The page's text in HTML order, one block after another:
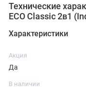
Технические
ECO Classic 2в1
Характеристики
Акция
Да
В наличии